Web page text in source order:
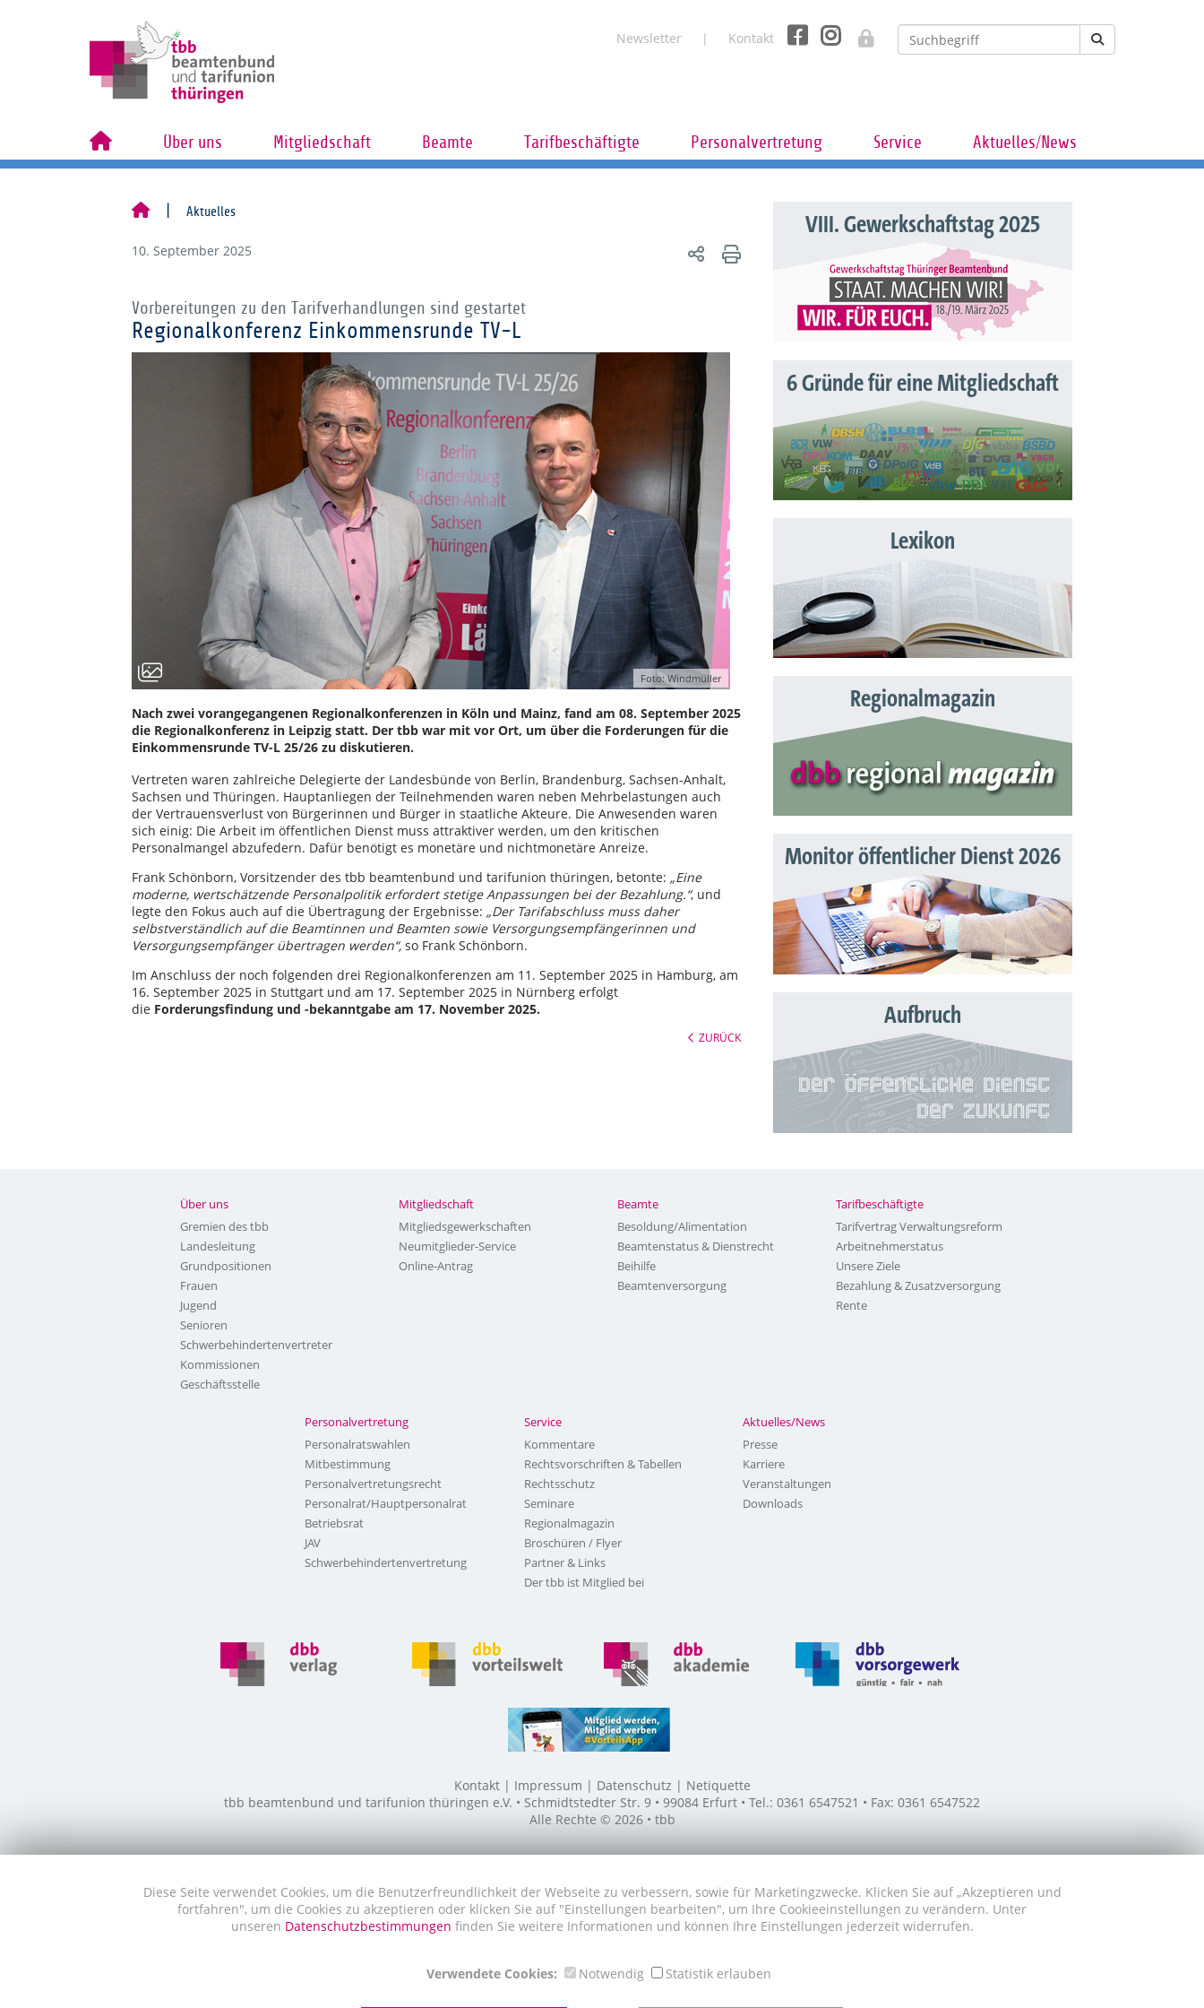
Newsletter Kontakt
Über uns Mitgliedschaft Beamte Tarifbeschäftigte Personalvertretung Service Aktuelles/News
Aktuelles
10. September 2025
Vorbereitungen zu den Tarifverhandlungen sind gestartet
Regionalkonferenz Einkommensrunde TV-L
Foto: Windmüller
Nach zwei vorangegangenen Regionalkonferenzen in Köln und Mainz, fand am 08. September 2025
die Regionalkonferenz in Leipzig statt. Der tbb war mit vor Ort, um über die Forderungen für die
Einkommensrunde TV-L 25/26 zu diskutieren.
Vertreten waren zahlreiche Delegierte der Landesbünde von Berlin, Brandenburg, Sachsen-Anhalt,
Sachsen und Thüringen. Hauptanliegen der Teilnehmenden waren neben Mehrbelastungen auch
der Vertrauensverlust von Bürgerinnen und Bürger in staatliche Akteure. Die Anwesenden waren
sich einig: Die Arbeit im öffentlichen Dienst muss attraktiver werden, um den kritischen
Personalmangel abzufedern. Dafür benötigt es monetäre und nichtmonetäre Anreize.
Frank Schönborn, Vorsitzender des tbb beamtenbund und tarifunion thüringen, betonte: „Eine
moderne, wertschätzende Personalpolitik erfordert stetige Anpassungen bei der Bezahlung.“, und
legte den Fokus auch auf die Übertragung der Ergebnisse: „Der Tarifabschluss muss daher
selbstverständlich auf die Beamtinnen und Beamten sowie Versorgungsempfängerinnen und
Versorgungsempfänger übertragen werden“, so Frank Schönborn.
Im Anschluss der noch folgenden drei Regionalkonferenzen am 11. September 2025 in Hamburg, am
16. September 2025 in Stuttgart und am 17. September 2025 in Nürnberg erfolgt
die Forderungsfindung und -bekanntgabe am 17. November 2025.
ZURÜCK
VIII. Gewerkschaftstag 2025
6 Gründe für eine Mitgliedschaft
Lexikon
Regionalmagazin
Monitor öffentlicher Dienst 2026
Aufbruch
Über uns
Gremien des tbb
Landesleitung
Grundpositionen
Frauen
Jugend
Senioren
Schwerbehindertenvertreter
Kommissionen
Geschäftsstelle
Mitgliedschaft
Mitgliedsgewerkschaften
Neumitglieder-Service
Online-Antrag
Beamte
Besoldung/Alimentation
Beamtenstatus & Dienstrecht
Beihilfe
Beamtenversorgung
Tarifbeschäftigte
Tarifvertrag Verwaltungsreform
Arbeitnehmerstatus
Unsere Ziele
Bezahlung & Zusatzversorgung
Rente
Personalvertretung
Personalratswahlen
Mitbestimmung
Personalvertretungsrecht
Personalrat/Hauptpersonalrat
Betriebsrat
JAV
Schwerbehindertenvertretung
Service
Kommentare
Rechtsvorschriften & Tabellen
Rechtsschutz
Seminare
Regionalmagazin
Broschüren / Flyer
Partner & Links
Der tbb ist Mitglied bei
Aktuelles/News
Presse
Karriere
Veranstaltungen
Downloads
Kontakt Impressum Datenschutz
Netiquette
tbb beamtenbund und tarifunion thüringen e.V. • Schmidtstedter Str. 9 • 99084 Erfurt • Tel.: 0361 6547521 • Fax: 0361 6547522
Alle Rechte © 2026 • tbb
Diese Seite verwendet Cookies, um die Benutzerfreundlichkeit der Webseite zu verbessern, sowie für Marketingzwecke. Klicken Sie auf „Akzeptieren und
fortfahren", um die Cookies zu akzeptieren oder klicken Sie auf "Einstellungen bearbeiten", um Ihre Cookieeinstellungen zu verändern. Unter
unseren Datenschutzbestimmungen finden Sie weitere Informationen und können Ihre Einstellungen jederzeit widerrufen.
Verwendete Cookies: Notwendig Statistik erlauben